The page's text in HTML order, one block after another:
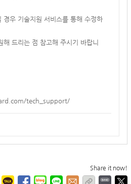
경우 기술지원 서비스를 통해 수정하
해 드리는 점 참고해 주시기 바랍니
tech_support/
Share it now!